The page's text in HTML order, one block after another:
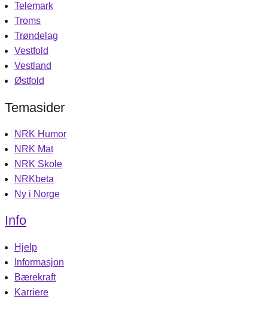
Telemark
Troms
Trøndelag
Vestfold
Vestland
Østfold
Temasider
NRK Humor
NRK Mat
NRK Skole
NRKbeta
Ny i Norge
Info
Hjelp
Informasjon
Bærekraft
Karriere